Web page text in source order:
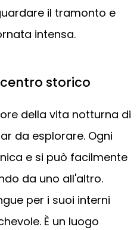
il tramonto e
intensa.
storico
della vita notturna di
da esplorare. Ogni
e si può facilmente
da uno all'altro.
per i suoi interni
È un luogo